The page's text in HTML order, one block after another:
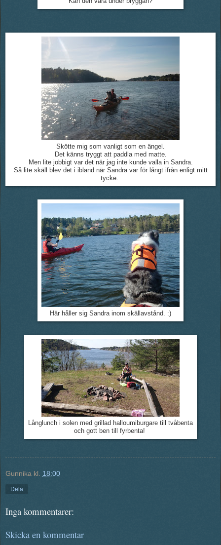
Skötte mig som vanligt som en ängel.
Det känns tryggt att paddla med matte.
Men lite jobbigt var det när jag inte kunde valla in Sandra.
Så lite skäll blev det i ibland när Sandra var för långt ifrån enligt mitt
tycke.
Här håller sig Sandra inom skällavstånd. :)
Långlunch i solen med grillad halloumiburgare till tvåbenta
och gott ben till fyrbenta!
Gunnika kl. 18:00
Dela
Inga kommentarer:
Skicka en kommentar